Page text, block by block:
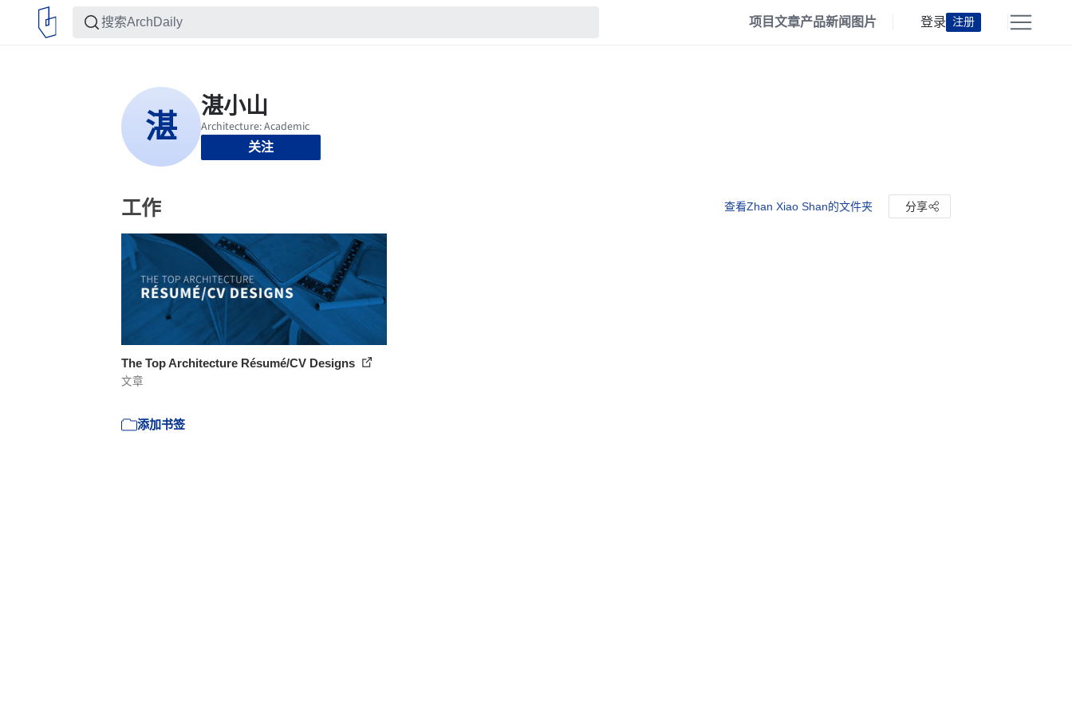
项目文章产品新闻 图片 登录 注册
关注
工作 查看Zhan Xiao Shan的文件夹 分享
The Top Architecture Résumé/CV Designs
文章
添加书签